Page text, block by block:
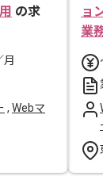
の求
月
, Webマ
ョ
業